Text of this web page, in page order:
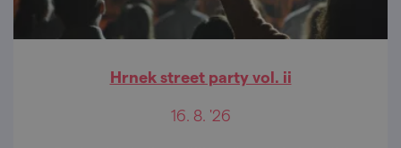
Hrnek street party vol. ii
16. 8. '26